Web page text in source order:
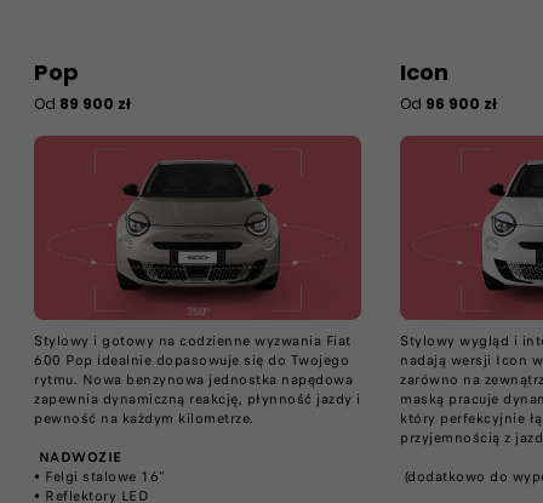
Pop
Od 89 900 zł
Stylowy i gotowy na codzienne wyzwania Fiat
600 Pop idealnie dopasowuje się do Twojego
rytmu. Nowa benzynowa jednostka napędowa
zapewnia dynamiczną reakcję, płynność jazdy i
pewność na każdym kilometrze.​
NADWOZIE
• Felgi stalowe 16"​
• Reflektory LED​
Icon
Od 96 900 zł
Stylowy wygląd i
nadają wersji Icon
zarówno na
maską pracuje
który perfekcyjnie
przyjemnością z
(dodatkowo do